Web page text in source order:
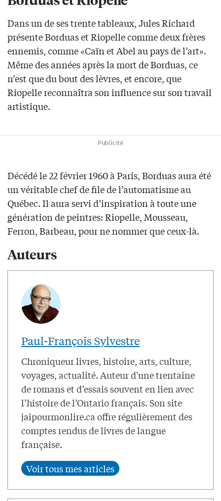
Dans un de ses trente tableaux, Jules Richard
présente Borduas et Riopelle comme deux frères
ennemis, comme «Caïn et Abel au pays de l’art».
Même des années après la mort de Borduas, ce
n’est que du bout des lèvres, et encore, que
Riopelle reconnaîtra son influence sur son travail
artistique.
Publicité
Décédé le 22 février 1960 à Paris, Borduas aura été
un véritable chef de file de l’automatisme au
Québec. Il aura servi d’inspiration à toute une
génération de peintres: Riopelle, Mousseau,
Ferron, Barbeau, pour ne nommer que ceux-là.
Auteurs
Paul-François Sylvestre
Chroniqueur livres, histoire, arts, culture,
voyages, actualité. Auteur d'une trentaine
de romans et d’essais souvent en lien avec
l’histoire de l’Ontario français. Son site
jaipourmonlire.ca offre régulièrement des
comptes rendus de livres de langue
française.